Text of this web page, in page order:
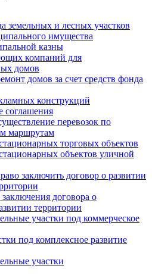
земельных и лесных участков
имущества
казны
компаний для
домов
домов за счет средств фонда
конструкций
соглашения
перевозок по
маршрутам
торговых объектов
объектов уличной
заключить договор о развитии
договора о
территории
участки под коммерческое
под комплексное развитие
участки